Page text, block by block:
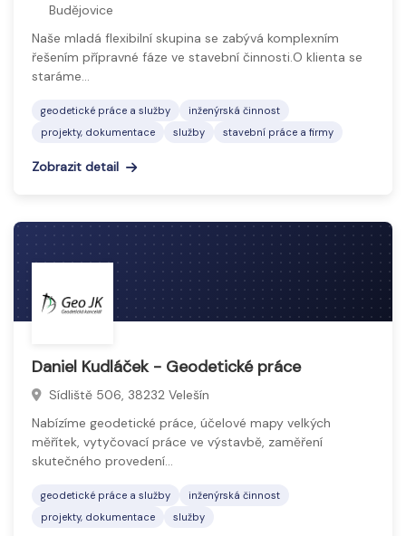
Budějovice
Naše mladá flexibilní skupina se zabývá komplexním
řešením přípravné fáze ve stavební činnosti.O klienta se
staráme…
geodetické práce a služby
inženýrská činnost
projekty, dokumentace
služby stavební práce a firmy
Zobrazit detail
Daniel Kudláček - Geodetické práce
Sídliště 506, 38232 Velešín
Nabízíme geodetické práce, účelové mapy velkých
měřítek, vytyčovací práce ve výstavbě, zaměření
skutečného provedení…
geodetické práce a služby
inženýrská činnost
projekty, dokumentace
služby